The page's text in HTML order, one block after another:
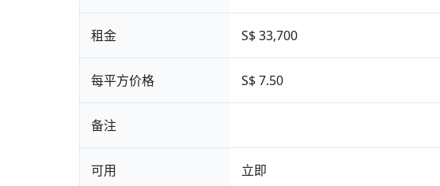
租金 S$ 33,700
每平方价格 S$ 7.50
备注
可用 立即